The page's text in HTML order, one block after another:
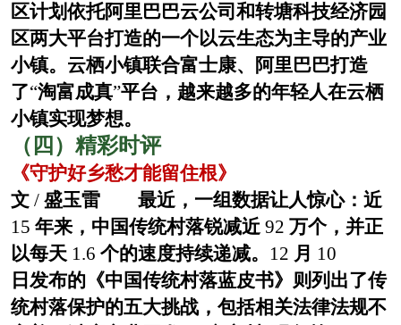
区计划依托阿里巴巴云公司和转塘科技经济园
区两大平台打造的一个以云生态为主导的产业
小镇。云栖小镇联合富士康、阿里巴巴打造
了“淘富成真”平台，越来越多的年轻人在云栖
小镇实现梦想。
（四）精彩时评
《守护好乡愁才能留住根》
文 / 盛玉雷 最近，一组数据让人惊心：近
15 年来，中国传统村落锐减近92 万个，并正
以每天 1.6 个的速度持续递减。 12 月 10
日发布的《中国传统村落蓝皮书》则列出了传
统村落保护的五大挑战，包括相关法律法规不